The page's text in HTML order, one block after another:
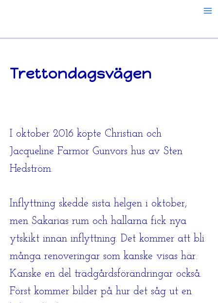
Trettondagsvägen
I oktober 2016 köpte Christian och
Jacqueline Farmor Gunvors hus av Sten
Hedström.
Inflyttning skedde sista helgen i oktober,
men Sakarias rum och hallarna fick nya
ytskikt innan inflyttning. Det kommer att bli
många renoveringar som kanske visas här.
Kanske en del trädgårdsförändringar också.
Först kommer bilder på hur det såg ut en